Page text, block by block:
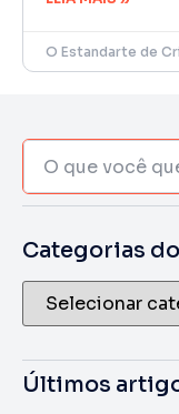
O Estandarte de
Categorias
Últimos